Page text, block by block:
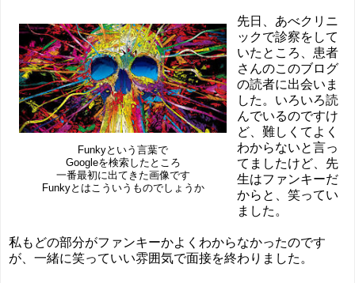
Funkyという言葉で
Googleを検索したところ
一番最初に出てきた画像です
Funkyとはこういうものでしょうか
先日、あべクリニ
ックで診察をして
いたところ、患者
さんのこのブログ
の読者に出会いま
した。いろいろ読
んでいるのですけ
ど、難しくてよく
わからないと言っ
てましたけど、先
生はファンキーだ
からと、笑ってい
ました。
私もどの部分がファンキーかよくわからなかったのです
が、一緒に笑っていい雰囲気で面接を終わりました。